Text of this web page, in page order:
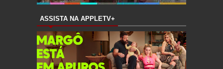
ASSISTA NA APPLETV+